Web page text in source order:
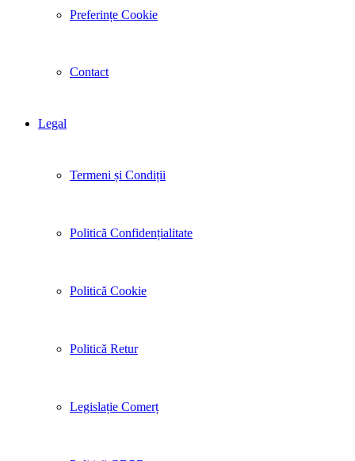
Preferințe Cookie
Contact
Legal
Termeni și Condiții
Politică Confidențialitate
Politică Cookie
Politică Retur
Legislație Comerț